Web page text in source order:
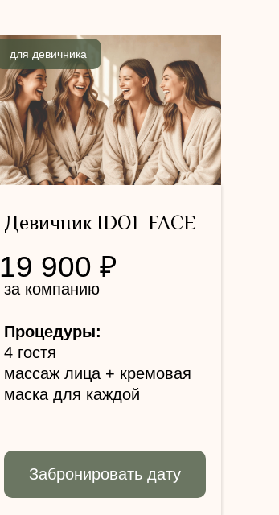
Девичник IDOL FACE
за компанию
Процедуры:
4 гостя
массаж лица + кремовая
маска для каждой
19 900 ₽
Забронировать дату
для девичника